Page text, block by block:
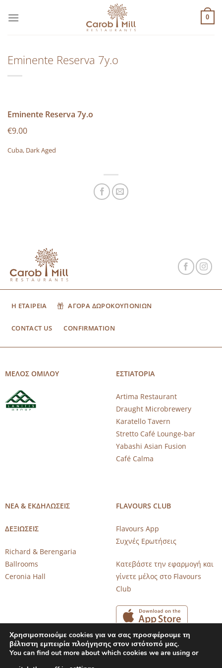
στο
0
Eminente Reserva 7y.o
Eminente Reserva 7y.o
€9.00
Cuba, Dark Aged
Η ΕΤΑΙΡΕΙΑ ΑΓΟΡΑ ΔΩΡΟΚΟΥΠΟΝΙΩΝ
CONTACT US CONFIRMATION
ΜΕΛΟΣ ΟΜΙΛΟΥ ΕΣΤΙΑΤΟΡΙΑ
Artima Restaurant
Draught Microbrewery
Karatello Tavern
Stretto Café Lounge-bar
Yabashi Asian Fusion
Café Calma
ΝΕΑ & ΕΚΔΗΛΩΣΕΙΣ
ΔΕΞΙΩΣΕΙΣ
Richard & Berengaria
Ballrooms
Ceronia Hall
FLAVOURS CLUB
Flavours App
Συχνές Ερωτήσεις
Κατεβάστε την εφαρμογή και
γίνετε μέλος στο Flavours
Club
Χρησιμοποιούμε cookies για να σας προσφέρουμε τη
βέλτιστη εμπειρία πλοήγησης στον ιστότοπό μας.
You can find out more about which cookies we are using or